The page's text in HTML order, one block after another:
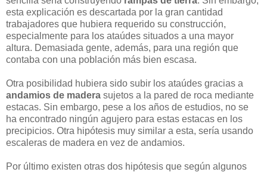
esta explicación es descartada por la gran cantidad
trabajadores que hubiera requerido su construcción,
especialmente para los ataúdes situados a una mayor
altura. Demasiada gente, además, para una región que
contaba con una población más bien escasa.
Otra posibilidad hubiera sido subir los ataúdes gracias a
andamios de madera sujetos a la pared de roca mediante
estacas. Sin embargo, pese a los años de estudios, no se
ha encontrado ningún agujero para estas estacas en los
precipicios. Otra hipótesis muy similar a esta, sería usando
escaleras de madera en vez de andamios.
Por último existen otras dos hipótesis que según algunos